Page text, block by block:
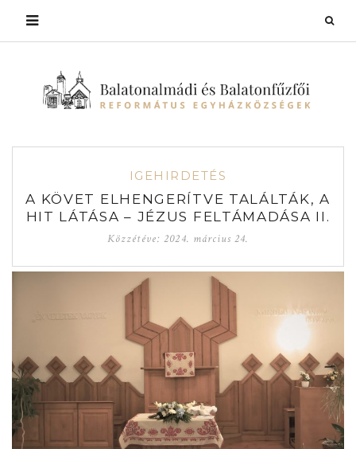
IGEHIRDETÉS
A KÖVET ELHENGERÍTVE TALÁLTÁK, A
HIT LÁTÁSA – JÉZUS FELTÁMADÁSA II.
Közzétéve:2024. március 24.